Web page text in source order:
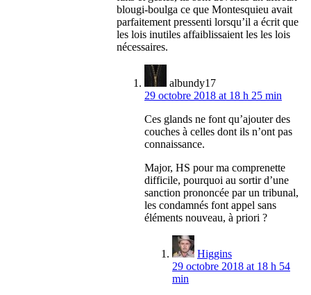
blougi-boulga ce que Montesquieu avait
parfaitement pressenti lorsqu’il a écrit que
les lois inutiles affaiblissaient les les lois
nécessaires.
albundy17
29 octobre 2018 at 18 h 25 min
Ces glands ne font qu’ajouter des
couches à celles dont ils n’ont pas
connaissance.
Major, HS pour ma comprenette
difficile, pourquoi au sortir d’une
sanction prononcée par un tribunal,
les condamnés font appel sans
éléments nouveau, à priori ?
Higgins
29 octobre 2018 at 18 h 54
min